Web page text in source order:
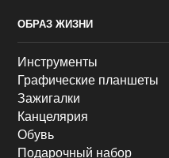
ОБРАЗ ЖИЗНИ
Инструменты
Графические планшеты
Зажигалки
Канцелярия
Обувь
Подарочный набор